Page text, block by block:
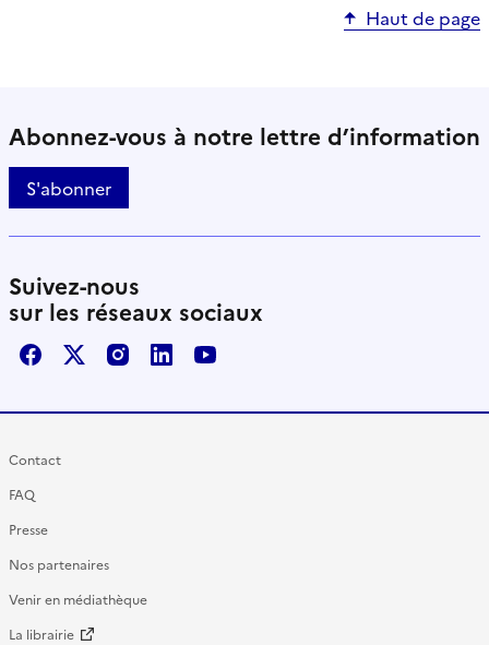
Haut de page
Abonnez-vous à notre lettre d’information
S'abonner
Suivez-nous
sur les réseaux sociaux
FacebookX / TwitterInstagram
LinkedInYoutube
Contact
FAQ
Presse
Nos partenaires
Venir en médiathèque
La librairie